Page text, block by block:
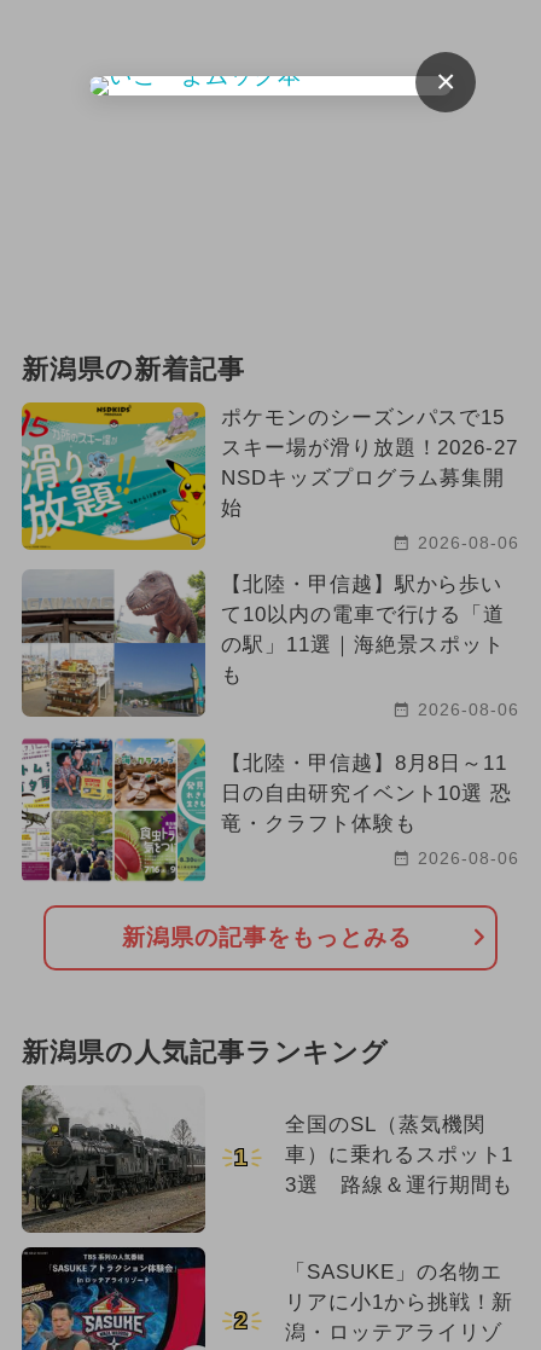
新潟県の新着記事
ポケモンのシーズンパスで15
スキー場が滑り放題！2026-27
NSDキッズプログラム募集開
始
2026-08-06
【北陸・甲信越】駅から歩い
て10以内の電車で行ける「道
の駅」11選｜海絶景スポット
も
2026-08-06
【北陸・甲信越】8月8日～11
日の自由研究イベント10選 恐
竜・クラフト体験も
2026-08-06
新潟県の記事をもっとみる
新潟県の人気記事ランキング
1
全国のSL（蒸気機関
車）に乗れるスポット1
3選 路線＆運行期間も
2
「SASUKE」の名物エ
リアに小1から挑戦！新
潟・ロッテアライリゾ
×